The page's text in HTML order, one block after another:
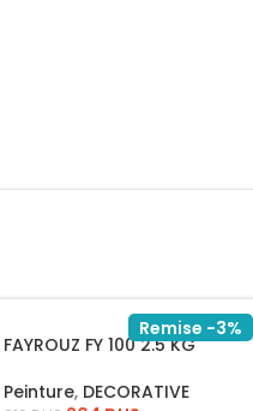
Remise -3%
FAYROUZ FY 100 2.5 KG
Peinture, DECORATIVE